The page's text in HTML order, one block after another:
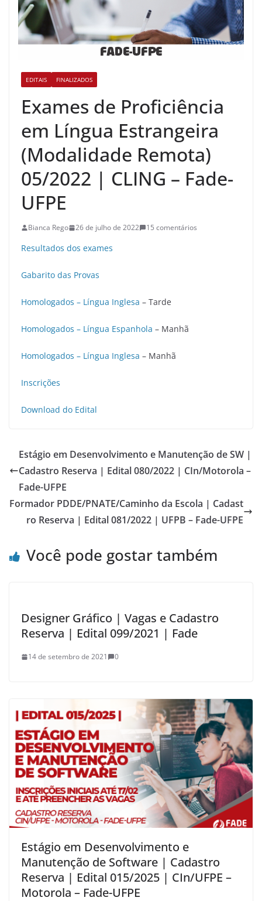
EDITAIS FINALIZADOS
Exames de Proficiência
em Língua Estrangeira
(Modalidade Remota)
05/2022 | CLING – Fade-
UFPE
Bianca Rego 26 de julho de 2022 15 comentários
Resultados dos exames
Gabarito das Provas
Homologados – Língua Inglesa – Tarde
Homologados – Língua Espanhola – Manhã
Homologados – Língua Inglesa – Manhã
Inscrições
Download do Edital
Estágio em Desenvolvimento e Manutenção de SW |
Cadastro Reserva | Edital 080/2022 | CIn/Motorola –
Fade-UFPE
Formador PDDE/PNATE/Caminho da Escola | Cadast
ro Reserva | Edital 081/2022 | UFPB – Fade-UFPE
Você pode gostar também
Designer Gráfico | Vagas e Cadastro
Reserva | Edital 099/2021 | Fade
14 de setembro de 2021 0
Estágio em Desenvolvimento e
Manutenção de Software | Cadastro
Reserva | Edital 015/2025 | CIn/UFPE –
Motorola – Fade-UFPE